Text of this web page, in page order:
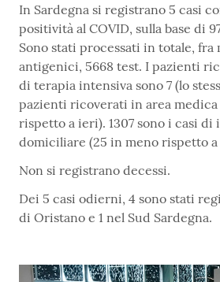
In Sardegna si registrano 5 casi
positività al COVID, sulla base di
Sono stati processati in totale, fra
antigenici, 5668 test. I pazienti
di terapia intensiva sono 7 (lo
pazienti ricoverati in area medica
rispetto a ieri). 1307 sono i casi di
domiciliare (25 in meno rispetto
Non si registrano decessi.
Dei 5 casi odierni, 4 sono stati
di Oristano e 1 nel Sud Sardegna.